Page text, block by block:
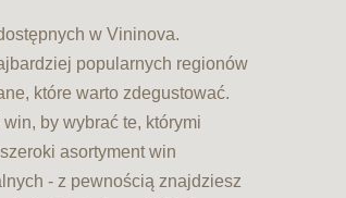
w Vininova.
popularnych regionów
które warto zdegustować.
by wybrać te, którymi
asortyment win
- z pewnością znajdziesz